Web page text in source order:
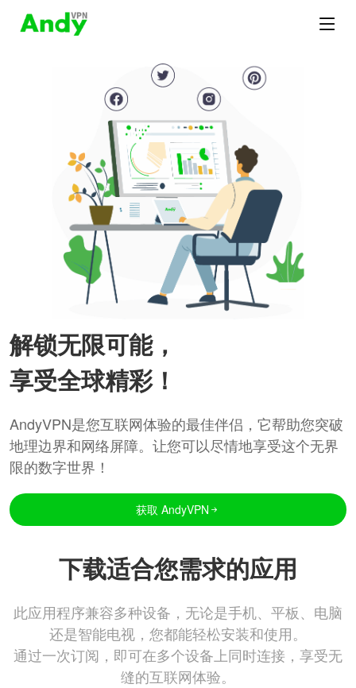
解锁无限可能，
享受全球精彩！
AndyVPN是您互联网体验的最佳伴侣，它帮助您突破
地理边界和网络屏障。让您可以尽情地享受这个无界
限的数字世界！
获取 AndyVPN
下载适合您需求的应用
此应用程序兼容多种设备，无论是手机、平板、电脑
还是智能电视，您都能轻松安装和使用。
通过一次订阅，即可在多个设备上同时连接，享受无
缝的互联网体验。